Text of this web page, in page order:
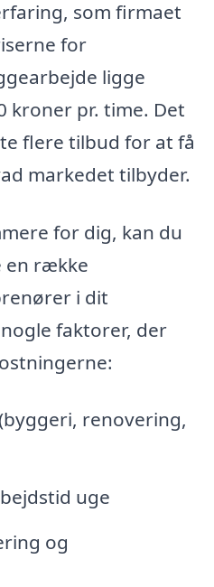
som firmaet
for
ligge
kroner pr. time. Det
flere tilbud for at få
markedet tilbyder.
for dig, kan du
en række
i dit
faktorer, der
renovering,
uge
og